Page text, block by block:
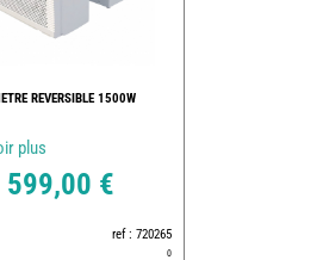
REVERSIBLE 1500W
plus
599,00 €
ref : 720265
0